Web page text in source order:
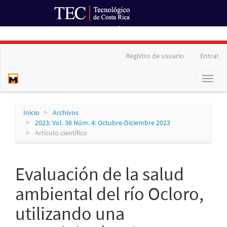
Registro de usuario Entrar
Toggle
Inicio
Archivos
2023: Vol. 36 Núm. 4: Octubre-Diciembre 2023
Artículo científico
Evaluación de la salud
ambiental del río Ocloro,
utilizando una